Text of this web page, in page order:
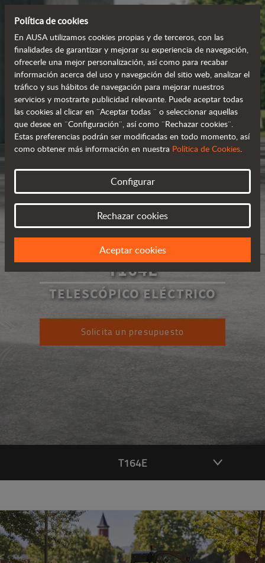
T164E
TELESCÓPICO ELÉCTRICO
Solicita un presupuesto
T164E
Política de cookies
En AUSA utilizamos cookies propias y de terceros, con las
finalidades de garantizar y mejorar su experiencia de navegación,
ofrecerle una mejor personalización, así como para recabar
información acerca del uso y navegación del sitio web, analizar el
tráfico y sus hábitos de navegación para mejorar nuestros
servicios y mostrarte publicidad relevante. Puede aceptar todas
las cookies al clicar en ¨Aceptar todas ¨ o seleccionar aquellas
que desee en ¨Configuración¨, así como ¨Rechazar cookies¨.
Estas preferencias podrán ser modificadas en todo momento, así
como obtener más información en nuestra Política de Cookies.
Configurar
Rechazar cookies
Aceptar cookies